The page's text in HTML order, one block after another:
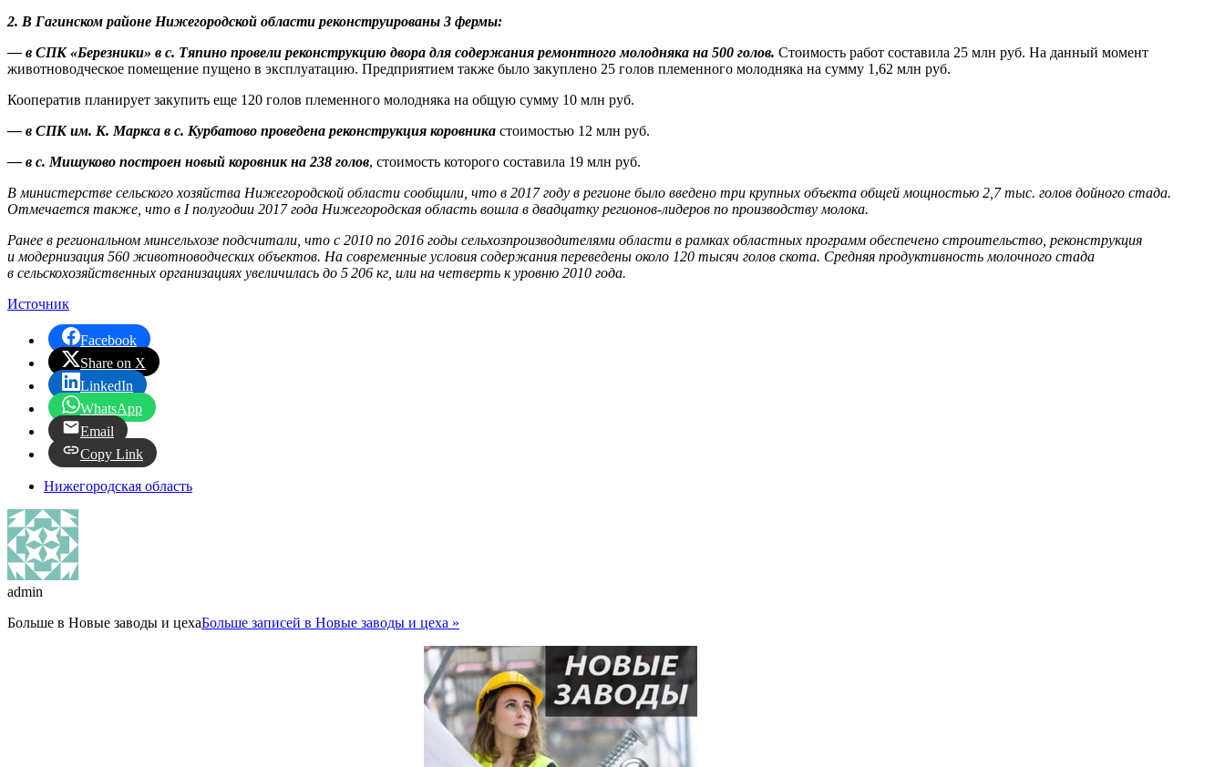
2. В Гагинском районе Нижегородской области реконструированы 3 фермы:
— в СПК «Березники» в с. Тяпино провели реконструкцию двора для содержания ремонтного молодняка на 500 голов. Стоимость работ составила 25 млн руб. На данный момент
животноводческое помещение пущено в эксплуатацию. Предприятием также было закуплено 25 голов племенного молодняка на сумму 1,62 млн руб.
Кооператив планирует закупить еще 120 голов племенного молодняка на общую сумму 10 млн руб.
— в СПК им. К. Маркса в с. Курбатово проведена реконструкция коровника стоимостью 12 млн руб.
— в с. Мишуково построен новый коровник на 238 голов, стоимость которого составила 19 млн руб.
В министерстве сельского хозяйства Нижегородской области сообщили, что в 2017 году в регионе было введено три крупных объекта общей мощностью 2,7 тыс. голов дойного стада.
Отмечается также, что в I полугодии 2017 года Нижегородская область вошла в двадцатку регионов-лидеров по производству молока.
Ранее в региональном минсельхозе подсчитали, что с 2010 по 2016 годы сельхозпроизводителями области в рамках областных программ обеспечено строительство, реконструкция
и модернизация 560 животноводческих объектов. На современные условия содержания переведены около 120 тысяч голов скота. Средняя продуктивность молочного стада
в сельскохозяйственных организациях увеличилась до 5 206 кг, или на четверть к уровню 2010 года.
Источник
Facebook
Share on X
LinkedIn
WhatsApp
Email
Copy Link
Нижегородская область
admin
Больше в Новые заводы и цехаБольше записей в Новые заводы и цеха »